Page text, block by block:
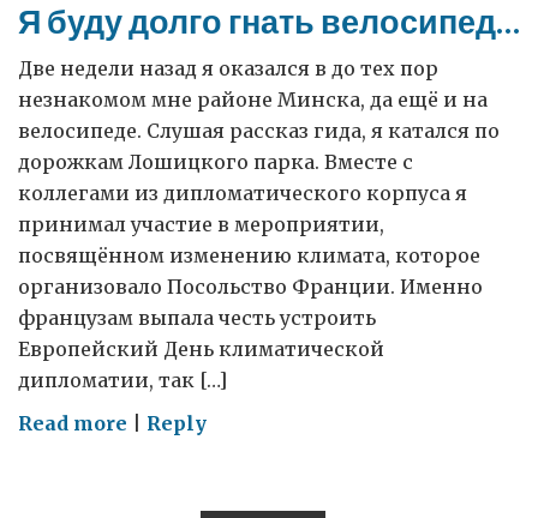
Я буду долго гнать велосипед…
Две недели назад я оказался в до тех пор
незнакомом мне районе Минска, да ещё и на
велосипеде. Слушая рассказ гида, я катался по
дорожкам Лошицкого парка. Вместе с
коллегами из дипломатического корпуса я
принимал участие в мероприятии,
посвящённом изменению климата, которое
организовало Посольство Франции. Именно
французам выпала честь устроить
Европейский День климатической
дипломатии, так […]
Read more onReply